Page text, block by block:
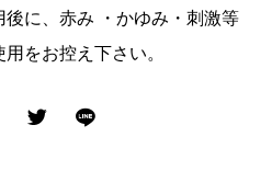
後に、赤み ・かゆみ・刺激等
をお控え下さい。